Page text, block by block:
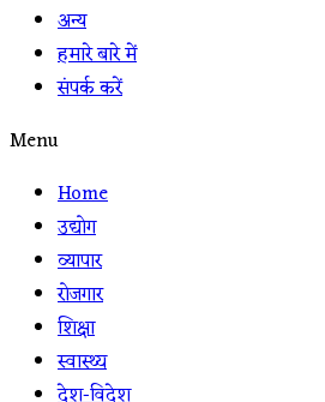
अन्य
हमारे बारे में
संपर्क करें
Menu
Home
उद्योग
व्यापार
रोजगार
शिक्षा
स्वास्थ्य